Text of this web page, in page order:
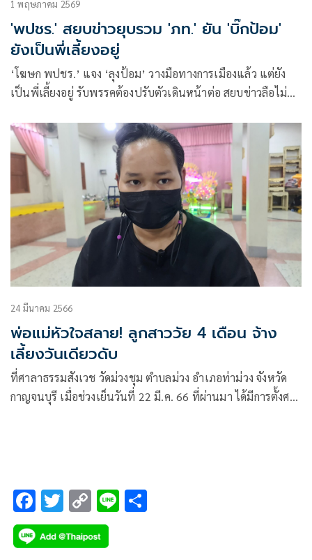
1 พฤษภาคม 2569
'พปชร.' สยบข่าวยุบรวม 'ภท.' ยัน 'บิ๊กป้อม'
ยังเป็นพี่เลี้ยงอยู่
‘โฆษก พปชร.’ แจง ‘ลุงป้อม’ วางมือทางการเมืองแล้ว แต่ยัง
เป็นพี่เลี้ยงอยู่ รับพรรคต้องปรับตัวเดินหน้าต่อ สยบข่าวลือไม่ยุบ
24 มีนาคม 2566
พ่อแม่หัวใจสลาย! ลูกสาววัย 4 เดือน จ้าง
เลี้ยงวันเดียวดับ
ที่ศาลาธรรมสังเวช วัดม่วงชุม ตำบลม่วง อำเภอท่าม่วง จังหวัด
กาญจนบุรี เมื่อช่วงเย็นวันที่ 22 มี.ค. 66 ที่ผ่านมา ได้มีการตั้งศพ
F
ac
e
T
wi
tt
C
o
p
Li